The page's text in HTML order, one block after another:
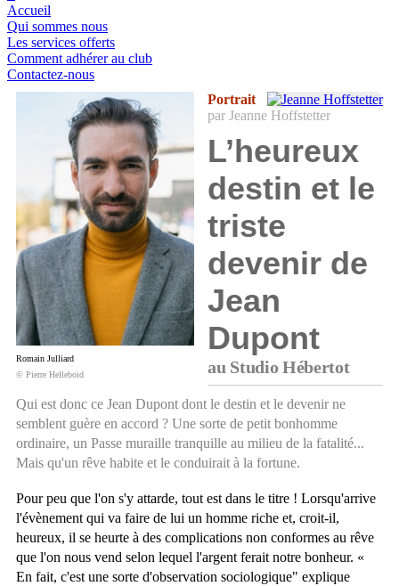
Accueil
Qui sommes nous
Les services offerts
Comment adhérer au club
Contactez-nous
Romain Julliard
© Pierre Helleboid
Portrait
par Jeanne Hoffstetter
L’heureux
destin et le
triste
devenir de
Jean
Dupont
au Studio Hébertot
Qui est donc ce Jean Dupont dont le destin et le devenir ne
semblent guère en accord ? Une sorte de petit bonhomme
ordinaire, un Passe muraille tranquille au milieu de la fatalité...
Mais qu'un rêve habite et le conduirait à la fortune.
Pour peu que l'on s'y attarde, tout est dans le titre ! Lorsqu'arrive
l'évènement qui va faire de lui un homme riche et, croit-il,
heureux, il se heurte à des complications non conformes au rêve
que l'on nous vend selon lequel l'argent ferait notre bonheur. «
En fait, c'est une sorte d'observation sociologique" explique